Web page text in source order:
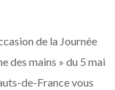
de la Journée
des mains » du 5 mai
de-France vous